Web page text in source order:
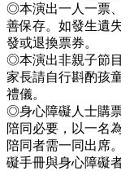
◎本演出一人一票
善保存。如發生遺
發或退換票券。
◎本演出非親子節
家長請自行斟酌孩
禮儀。
◎身心障礙人士購
陪同必要，以一名
陪同者需一同出席
礙手冊與身心障礙